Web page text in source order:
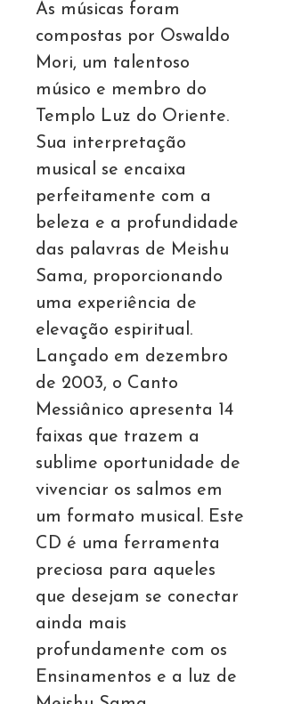
As músicas foram
compostas por Oswaldo
Mori, um talentoso
músico e membro do
Templo Luz do Oriente.
Sua interpretação
musical se encaixa
perfeitamente com a
beleza e a profundidade
das palavras de Meishu
Sama, proporcionando
uma experiência de
elevação espiritual.
Lançado em dezembro
de 2003, o Canto
Messiânico apresenta 14
faixas que trazem a
sublime oportunidade de
vivenciar os salmos em
um formato musical. Este
CD é uma ferramenta
preciosa para aqueles
que desejam se conectar
ainda mais
profundamente com os
Ensinamentos e a luz de